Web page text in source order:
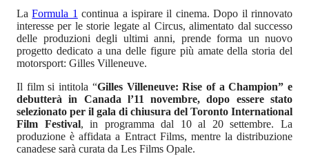
LaFormula 1 continua a ispirare il cinema. Dopo il rinnovato
interesse per le storie legate al Circus, alimentato dal successo
delle produzioni degli ultimi anni, prende forma un nuovo
progetto dedicato a una delle figure più amate della storia del
motorsport: Gilles Villeneuve.
Il film si intitola “Gilles Villeneuve: Rise of a Champion” e
debutterà in Canada l’11 novembre, dopo essere stato
selezionato per il gala di chiusura del Toronto International
Film Festival, in programma dal 10 al 20 settembre. La
produzione è affidata a Entract Films, mentre la distribuzione
canadese sarà curata da Les Films Opale.